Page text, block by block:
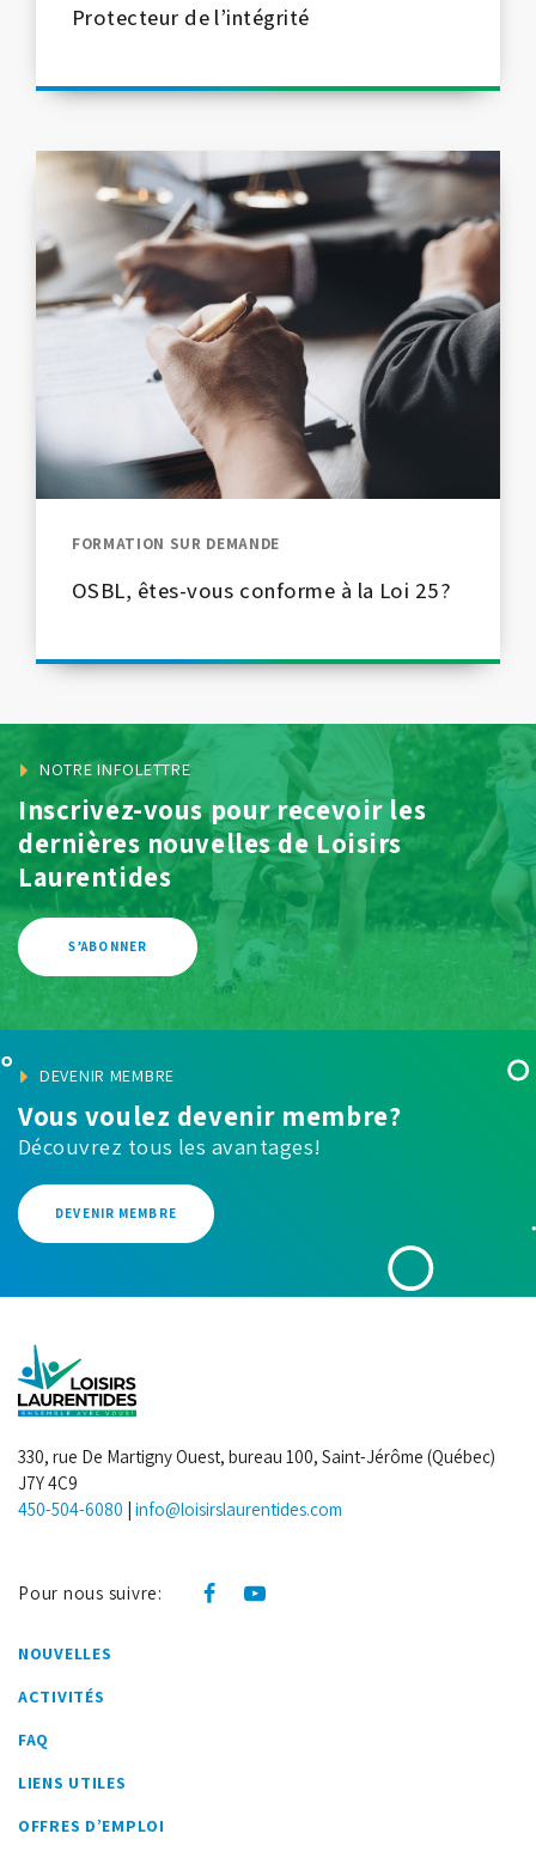
Protecteur de l’intégrité
FORMATION SUR DEMANDE
OSBL, êtes-vous conforme à la Loi 25?
NOTRE INFOLETTRE
Inscrivez-vous pour recevoir les
dernières nouvelles de Loisirs
Laurentides
S’ABONNER
DEVENIR MEMBRE
Vous voulez devenir membre?
Découvrez tous les avantages!
DEVENIR MEMBRE
330, rue De Martigny Ouest, bureau 100, Saint-Jérôme (Québec)
J7Y 4C9
450-504-6080 | info@loisirslaurentides.com
Pour nous suivre:
NOUVELLES
ACTIVITÉS
FAQ
LIENS UTILES
OFFRES D’EMPLOI